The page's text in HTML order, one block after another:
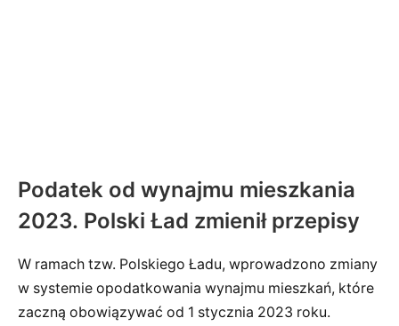
Podatek od wynajmu mieszkania
2023. Polski Ład zmienił przepisy
W ramach tzw. Polskiego Ładu, wprowadzono zmiany
w systemie opodatkowania wynajmu mieszkań, które
zaczną obowiązywać od 1 stycznia 2023 roku.